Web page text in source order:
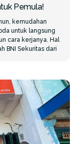
Pemula!
kemudahan
untuk langsung
cara kerjanya. Hal
BNI Sekuritas dari
mengejar
kemauan untuk
investasi ala
pemula. 1.
Sebelum
mencoba
kripto. Namun, ia